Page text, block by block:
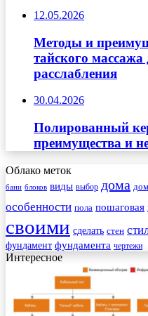
12.05.2026
Методы и
тайского массажа
расслабления
30.04.2026
Полированный
преимущества и
Облако меток
бани блоков виды выбор дома
особенности пола пошаговая
своими сделать стен
фундамент фундамента чертежи
Интересное